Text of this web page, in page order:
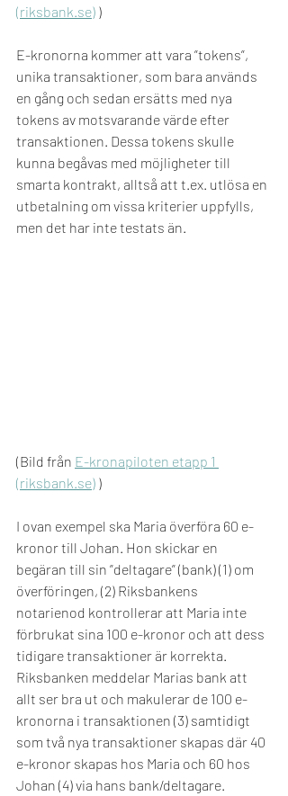
(riksbank.se) )
E-kronorna kommer att vara ”tokens”,
unika transaktioner, som bara används
en gång och sedan ersätts med nya
tokens av motsvarande värde efter
transaktionen. Dessa tokens skulle
kunna begåvas med möjligheter till
smarta kontrakt, alltså att t.ex. utlösa en
utbetalning om vissa kriterier uppfylls,
men det har inte testats än.
(Bild från E-kronapiloten etapp 1
(riksbank.se) )
I ovan exempel ska Maria överföra 60 e-
kronor till Johan. Hon skickar en
begäran till sin ”deltagare” (bank) (1) om
överföringen, (2) Riksbankens
notarienod kontrollerar att Maria inte
förbrukat sina 100 e-kronor och att dess
tidigare transaktioner är korrekta.
Riksbanken meddelar Marias bank att
allt ser bra ut och makulerar de 100 e-
kronorna i transaktionen (3) samtidigt
som två nya transaktioner skapas där 40
e-kronor skapas hos Maria och 60 hos
Johan (4) via hans bank/deltagare.